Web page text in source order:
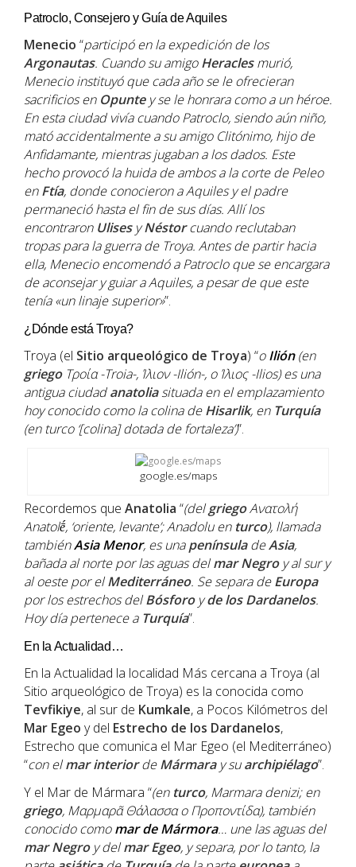
Patroclo, Consejero y Guía de Aquiles
Menecio “participó en la expedición de los
Argonautas. Cuando su amigoHeraclesmurió,
Menecio instituyó que cada año se le ofrecieran
sacrificios en Opuntey se le honrara como a un héroe.
En esta ciudad vivía cuando Patroclo, siendo aún niño,
mató accidentalmente a su amigo Clitónimo, hijo de
Anfidamante, mientras jugaban a los dados. Este
hecho provocó la huida de ambos a la corte de Peleo
enFtía, donde conocieron a Aquiles y el padre
permaneció hasta el fin de sus días. Allí los
encontraron UlisesyNéstorcuando reclutaban
tropas para la guerra de Troya. Antes de partir hacia
ella, Menecio encomendó a Patroclo que se encargara
de aconsejar y guiar a Aquiles, a pesar de que este
tenía «un linaje superior»”.
¿Dónde está Troya?
Troya (el Sitio arqueológico de Troya) “oIlión(en
griegoΤροία -Troia-, Ίλιον -Ilión-, o Ίλιος -Ilios) es una
antigua ciudadanatoliasituada en el emplazamiento
hoy conocido como la colina deHisarlik, en Turquía
(en turco ‘[colina] dotada de fortaleza’)”.
google.es/maps
Recordemos que Anatolia “(delgriegoAνατολή
Anatolḗ, ‘oriente, levante’; Anadolu en turco), llamada
tambiénAsia Menor, es unapenínsuladeAsia,
bañada al norte por las aguas delmar Negroy al sur y
al oeste por elMediterráneo. Se separa deEuropa
por los estrechos delBósforoyde los Dardanelos.
Hoy día pertenece a Turquía”.
En la Actualidad…
En la Actualidad la localidad Más cercana a Troya (al
Sitio arqueológico de Troya) es la conocida como
Tevfikiye, al sur de Kumkale, a Pocos Kilómetros del
Mar Egeo y del Estrecho de los Dardanelos,
Estrecho que comunica el Mar Egeo (el Mediterráneo)
“con elmar interiordeMármaray suarchipiélago”.
Y el Mar de Mármara “(en turco, Marmara denizi; en
griego, Μαρμαρα̃ Θάλασσα o Προποντίδα), también
conocido comomar de Mármora… une las aguas del
mar Negroy delmar Egeo, y separa, por lo tanto, la